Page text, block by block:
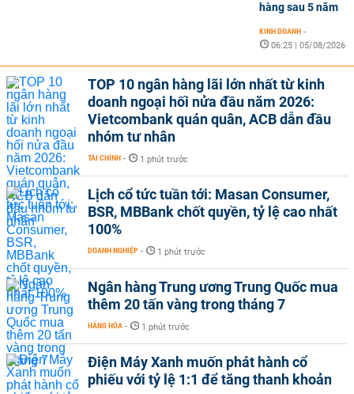
hàng sau 5 năm
KINH DOANH -
06:25 | 05/08/2026
TOP 10 ngân hàng lãi lớn nhất từ kinh
doanh ngoại hối nửa đầu năm 2026:
Vietcombank quán quân, ACB dẫn đầu
nhóm tư nhân
TÀI CHÍNH - 1 phút trước
Lịch cổ tức tuần tới: Masan Consumer,
BSR, MBBank chốt quyền, tỷ lệ cao nhất
100%
DOANH NGHIỆP - 1 phút trước
Ngân hàng Trung ương Trung Quốc mua
thêm 20 tấn vàng trong tháng 7
HÀNG HÓA - 1 phút trước
Điện Máy Xanh muốn phát hành cổ
phiếu với tỷ lệ 1:1 để tăng thanh khoản